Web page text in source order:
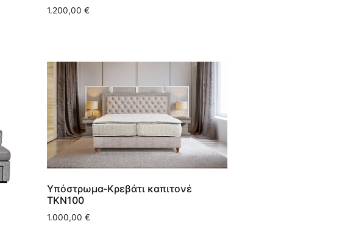
1.200,00€
Υπόστρωμα-Κρεβάτι καπιτονέ
ΤΚΝ100
1.000,00€